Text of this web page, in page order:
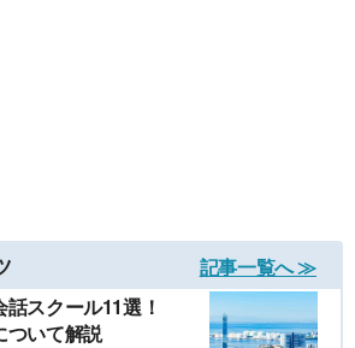
記事一覧へ ≫
スクール11選！
ついて解説